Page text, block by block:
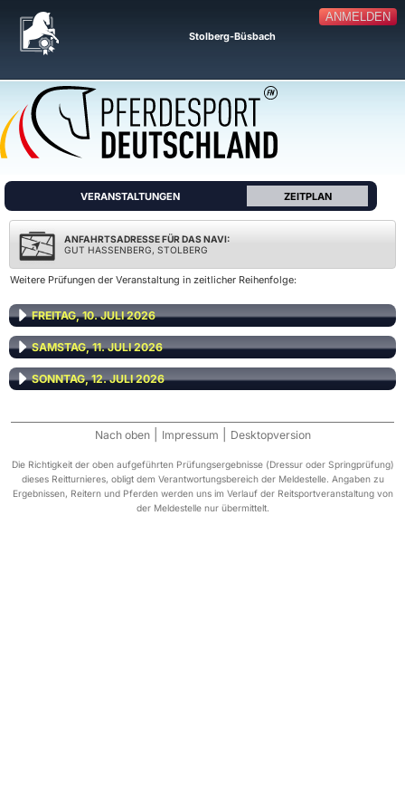
ANMELDEN
Stolberg-Büsbach
VERANSTALTUNGEN ZEITPLAN
ANFAHRTSADRESSE FÜR DAS NAVI:
GUT HASSENBERG, STOLBERG
Weitere Prüfungen der Veranstaltung in zeitlicher Reihenfolge:
FREITAG, 10. JULI 2026
SAMSTAG, 11. JULI 2026
SONNTAG, 12. JULI 2026
Nach oben Impressum Desktopversion
Die Richtigkeit der oben aufgeführten Prüfungsergebnisse (Dressur oder Springprüfung)
dieses Reitturnieres, obligt dem Verantwortungsbereich der Meldestelle. Angaben zu
Ergebnissen, Reitern und Pferden werden uns im Verlauf der Reitsportveranstaltung von
der Meldestelle nur übermittelt.